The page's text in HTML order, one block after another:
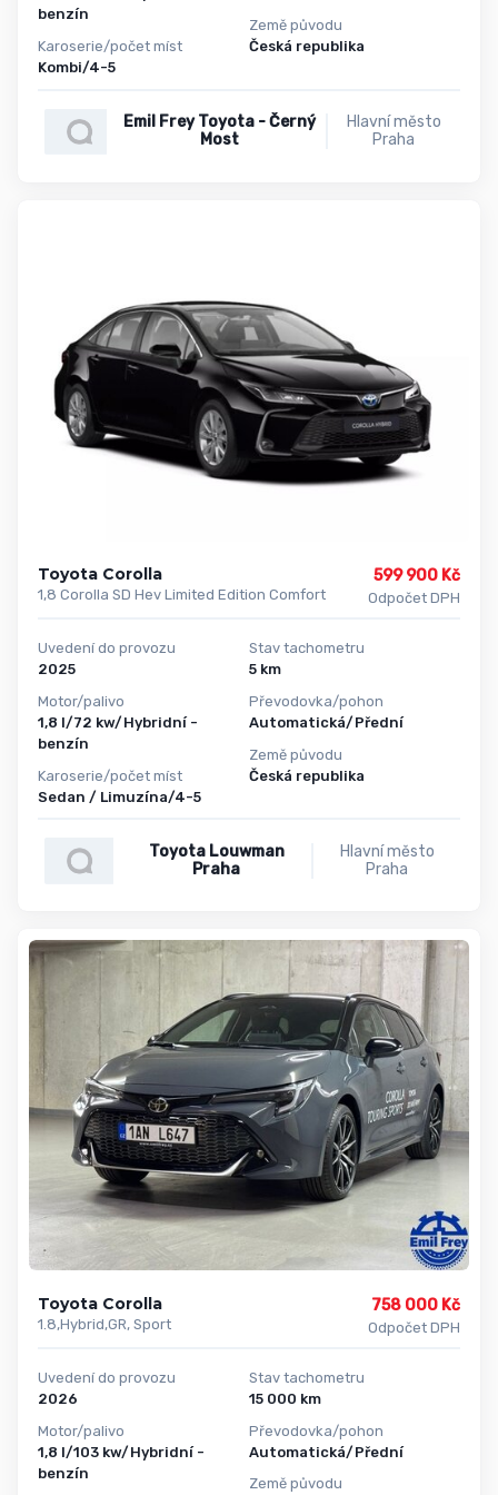
benzín
Karoserie/počet míst
Kombi/4-5
Země původu
Česká republika
Emil Frey Toyota - Černý
Most
Hlavní město
Praha
Toyota Corolla
1,8 Corolla SD Hev Limited Edition Comfort
599 900 Kč
Odpočet DPH
Uvedení do provozu
2025
Motor/palivo
1,8 l/72 kw/Hybridní -
benzín
Karoserie/počet míst
Sedan / Limuzína/4-5
Stav tachometru
5 km
Převodovka/pohon
Automatická/Přední
Země původu
Česká republika
Toyota Louwman
Praha
Hlavní město
Praha
Toyota Corolla
1.8,Hybrid,GR, Sport
758 000 Kč
Odpočet DPH
Uvedení do provozu
2026
Motor/palivo
1,8 l/103 kw/Hybridní -
benzín
Stav tachometru
15 000 km
Převodovka/pohon
Automatická/Přední
Země původu